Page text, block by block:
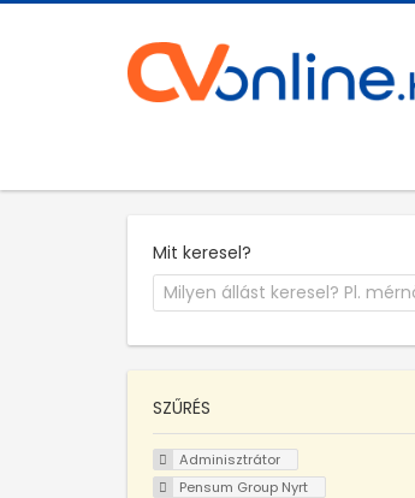
Mit keresel?
SZŰRÉS
Adminisztrátor
Pensum Group Nyrt